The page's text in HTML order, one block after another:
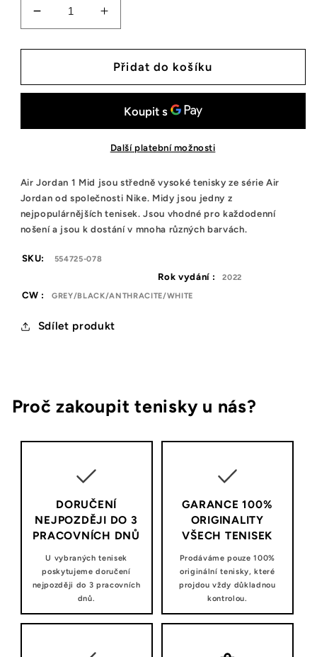
Snížit
množství
tenisek
1
Smoke
Zvýšit
množství
tenisek
Jordan
1
Light
Smoke
Grey
Přidat do košíku
Další platební možnosti
Air Jordan 1 Mid jsou středně vysoké tenisky ze série Air
Jordan od společnosti Nike. Midy jsou jedny z
nejpopulárnějších tenisek. Jsou vhodné pro každodenní
nošení a jsou k dostání v mnoha různých barvách.
SKU: 554725-078
Rok vydání : 2022
CW : GREY/BLACK/ANTHRACITE/WHITE
Sdílet produkt
Proč zakoupit tenisky u nás?
DORUČENÍ
NEJPOZDĚJI DO 3
PRACOVNÍCH DNŮ
U vybraných tenisek
poskytujeme doručení
nejpozději do 3 pracovních
dnů.
GARANCE 100%
ORIGINALITY
VŠECH TENISEK
Prodáváme pouze 100%
originální tenisky, které
projdou vždy důkladnou
kontrolou.